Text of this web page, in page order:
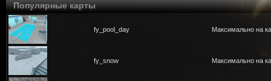
Популярные карты
fy_pool_day Максимально на
fy_snow Максимально на